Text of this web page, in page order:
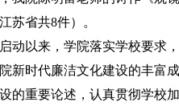
苏省共8件）。
动以来，学院落实学校要求
新时代廉洁文化建设的丰富
的重要论述，认真贯彻学校